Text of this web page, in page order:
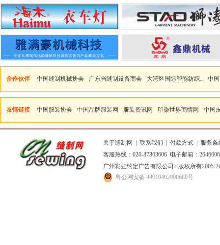
合作伙伴 中国缝制机械协会 广东省缝制设备商会 大湾区国际智能纺织.. 中
友情链接 中国服装协会 中国品牌服装网 服装资讯网 印染世界商情网 中国
关于缝制网 联系我们 付款方式
服务条
客服热线：020-87363606 电子邮箱：
广州彩虹约定广告有限公司 ©版权所有2005-
粤公网安备 44010402000680号